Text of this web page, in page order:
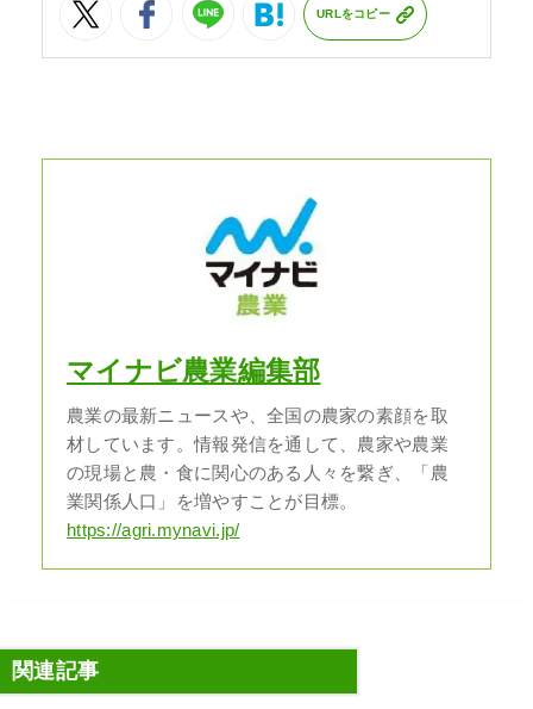
URLをコピー
マイナビ農業編集部
農業の最新ニュースや、全国の農家の素顔を取
材しています。情報発信を通して、農家や農業
の現場と農・食に関心のある人々を繋ぎ、「農
業関係人口」を増やすことが目標。
https://agri.mynavi.jp/
関連記事